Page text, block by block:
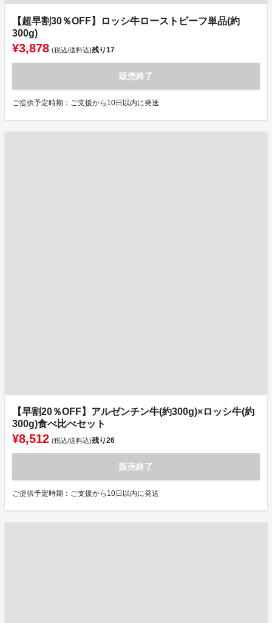
【超早割30％OFF】ロッシ牛ローストビーフ単品(約
300g)
¥3,878 (税込/送料込)残り17
販売終了
ご提供予定時期：ご支援から10日以内に発送
【早割20％OFF】アルゼンチン牛(約300g)×ロッシ牛(約
300g)食べ比べセット
¥8,512 (税込/送料込)残り26
販売終了
ご提供予定時期：ご支援から10日以内に発送